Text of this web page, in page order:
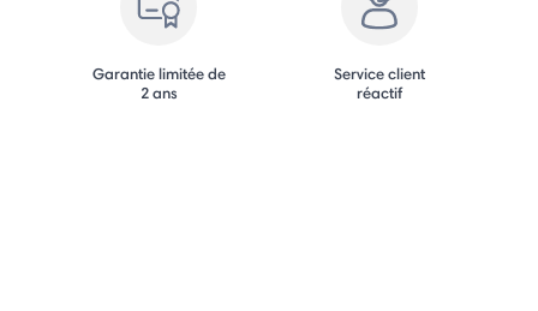
Garantie limitée de
2 ans
Service client
réactif